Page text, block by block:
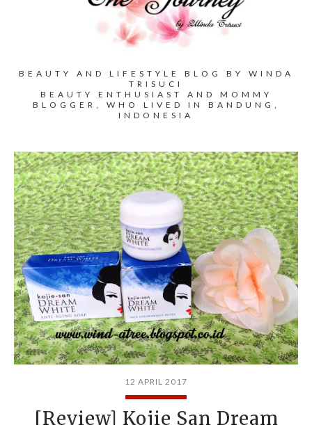
BEAUTY AND LIFESTYLE BLOG BY WINDA
TRISUCI
BEAUTY ENTHUSIAST AND MOMMY
BLOGGER, WHO LIVED IN BANDUNG,
INDONESIA
12 APRIL 2017
[Review] Kojie San Dream